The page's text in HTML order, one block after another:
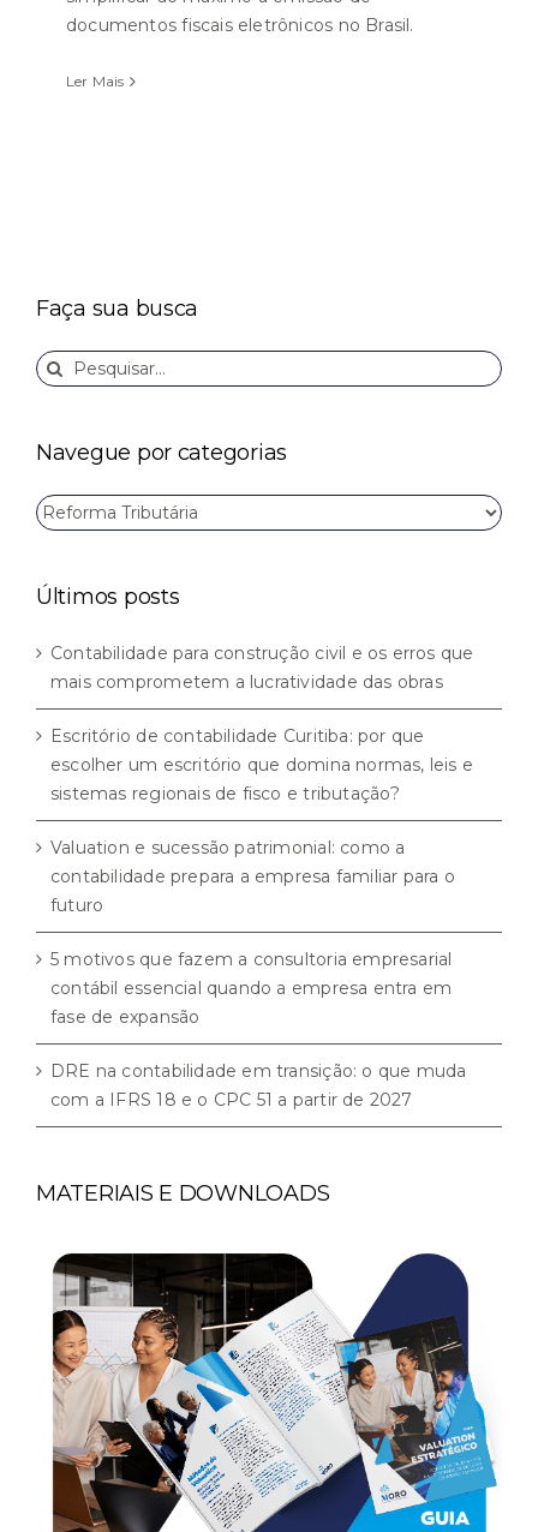
documentos fiscais eletrônicos no Brasil.
Ler Mais
Faça sua busca
Buscar
resultados
Navegue por categorias
Navegue
por
Últimos posts
Contabilidade para construção civil e os erros que
mais comprometem a lucratividade das obras
Escritório de contabilidade Curitiba: por que
escolher um escritório que domina normas, leis e
sistemas regionais de fisco e tributação?
Valuation e sucessão patrimonial: como a
contabilidade prepara a empresa familiar para o
futuro
5 motivos que fazem a consultoria empresarial
contábil essencial quando a empresa entra em
fase de expansão
DRE na contabilidade em transição: o que muda
com a IFRS 18 e o CPC 51 a partir de 2027
MATERIAIS E DOWNLOADS